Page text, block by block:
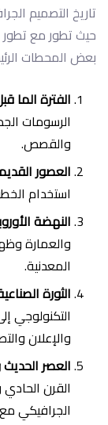
تاريخ التصميم
حيث تطور مع تطور
بعض المحطات
الفترة الما
الرسومات
والقصص.
العصور
استخدام
النهضة
والعمارة
المعدنية.
الثورة
التكنولوجي
والإعلان
العصر
القرن
الجرافيكي